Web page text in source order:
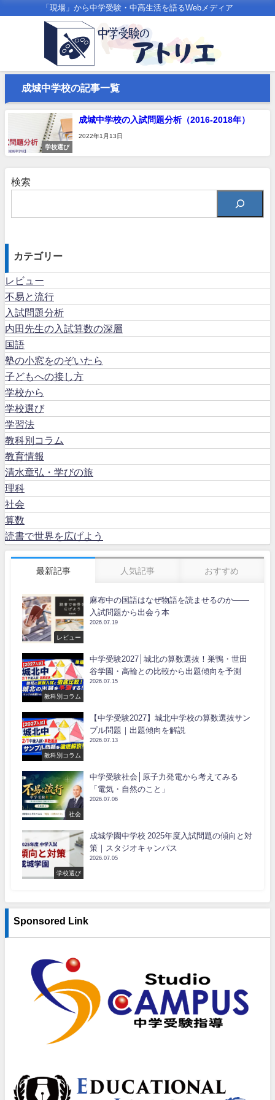
「現場」から中学受験・中高生活を語るWebメディア
成城中学校の記事一覧
学校選び
成城中学校の入試問題分析（2016-2018年）
2022年1月13日
検索
カテゴリー
レビュー
不易と流行
入試問題分析
内田先生の入試算数の深層
国語
塾の小窓をのぞいたら
子どもへの接し方
学校から
学校選び
学習法
教科別コラム
教育情報
清水章弘・学びの旅
理科
社会
算数
読書で世界を広げよう
最新記事 人気記事 おすすめ
レビュー
麻布中の国語はなぜ物語を読ませるのか――
入試問題から出会う本
2026.07.19
教科別コラム
中学受験2027│城北の算数選抜！巣鴨・世田
谷学園・高輪との比較から出題傾向を予測
2026.07.15
教科別コラム
【中学受験2027】城北中学校の算数選抜サン
プル問題｜出題傾向を解説
2026.07.13
社会
中学受験社会│原子力発電から考えてみる
「電気・自然のこと」
2026.07.06
学校選び
成城学園中学校 2025年度入試問題の傾向と対
策｜スタジオキャンパス
2026.07.05
Sponsored Link